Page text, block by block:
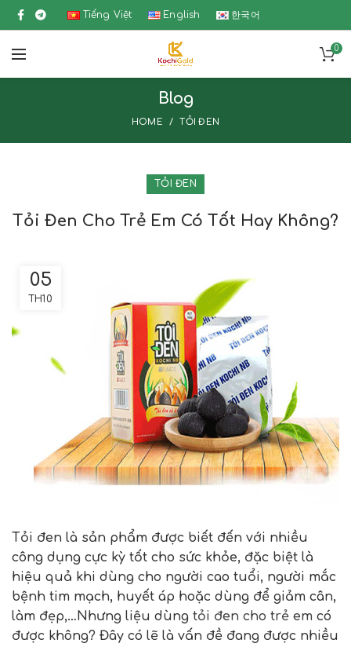
Tiếng Việt English 한국어
0
Blog
HOME TỎI ĐEN
TỎI ĐEN
Tỏi Đen Cho Trẻ Em Có Tốt Hay Không?
05
TH10
Tỏi đen là sản phẩm được biết đến với nhiều
công dụng cực kỳ tốt cho sức khỏe, đặc biệt là
hiệu quả khi dùng cho người cao tuổi, người mắc
bệnh tim mạch, huyết áp hoặc dùng để giảm cân,
làm đẹp,…Nhưng liệu dùng tỏi đen cho trẻ em có
được không? Đây có lẽ là vấn đề đang được nhiều